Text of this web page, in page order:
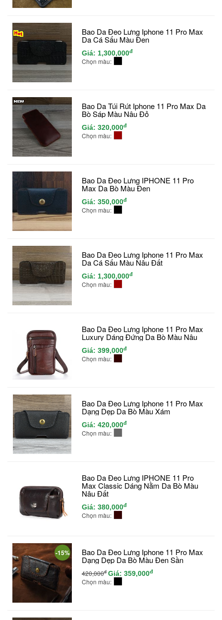
Bao Da Đeo Lưng Iphone 11 Pro Max
Da Cá Sấu Màu Đen
Giá: 1,300,000đ
Chọn màu:
Bao Da Túi Rút Iphone 11 Pro Max Da
Bò Sáp Màu Nâu Đỏ
Giá: 320,000đ
Chọn màu:
Bao Da Đeo Lưng IPHONE 11 Pro
Max Da Bò Màu Đen
Giá: 350,000đ
Chọn màu:
Bao Da Đeo Lưng Iphone 11 Pro Max
Da Cá Sấu Màu Nâu Đất
Giá: 1,300,000đ
Chọn màu:
Bao Da Đeo Lưng Iphone 11 Pro Max
Luxury Dáng Đứng Da Bò Màu Nâu
Giá: 399,000đ
Chọn màu:
Bao Da Đeo Lưng Iphone 11 Pro Max
Dạng Dẹp Da Bò Màu Xám
Giá: 420,000đ
Chọn màu:
Bao Da Đeo Lưng IPHONE 11 Pro
Max Classic Dáng Nằm Da Bò Màu
Nâu Đất
Giá: 380,000đ
Chọn màu:
-15% Bao Da Đeo Lưng Iphone 11 Pro Max
Dạng Dẹp Da Bò Màu Đen Sần
420,000đ Giá: 359,000đ
Chọn màu: